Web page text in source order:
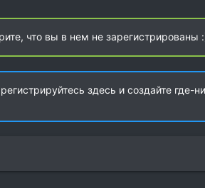
что вы в нем не зарегистрированы
здесь и создайте где-